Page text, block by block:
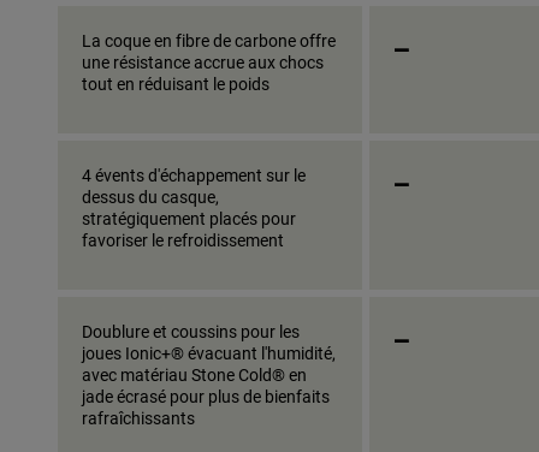
La coque en fibre de carbone offre
une résistance accrue aux chocs
tout en réduisant le poids
_
4 évents d'échappement sur le
dessus du casque,
stratégiquement placés pour
favoriser le refroidissement
_
Doublure et coussins pour les
joues Ionic+® évacuant l'humidité,
avec matériau Stone Cold® en
jade écrasé pour plus de bienfaits
rafraîchissants
_